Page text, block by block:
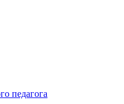
педагога